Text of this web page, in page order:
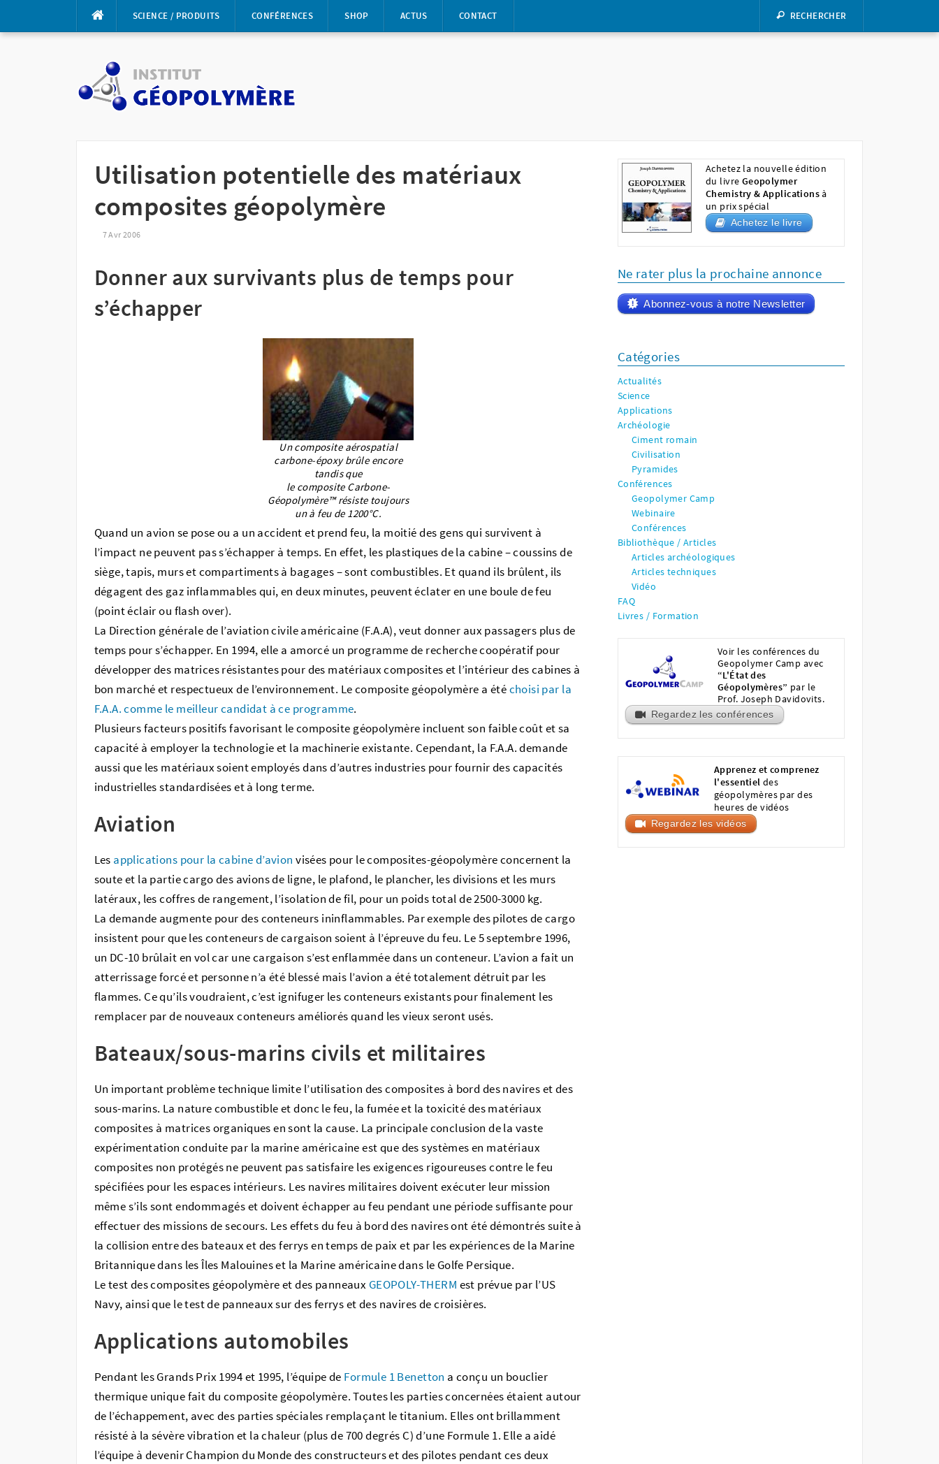
SCIENCE / PRODUITS CONFÉRENCES SHOP ACTUS CONTACT RECHERCHER
Utilisation potentielle des matériaux
composites géopolymère
7 Avr 2006
Donner aux survivants plus de temps pour
s’échapper
Un composite aérospatial
carbone-époxy brûle encore
tandis que
le composite Carbone-
Géopolymère™ résiste toujours
un à feu de 1200°C.
Quand un avion se pose ou a un accident et prend feu, la moitié des gens qui survivent à
l’impact ne peuvent pas s’échapper à temps. En effet, les plastiques de la cabine – coussins de
siège, tapis, murs et compartiments à bagages – sont combustibles. Et quand ils brûlent, ils
dégagent des gaz inflammables qui, en deux minutes, peuvent éclater en une boule de feu
(point éclair ou flash over).
La Direction générale de l’aviation civile américaine (F.A.A), veut donner aux passagers plus de
temps pour s’échapper. En 1994, elle a amorcé un programme de recherche coopératif pour
développer des matrices résistantes pour des matériaux composites et l’intérieur des cabines à
bon marché et respectueux de l’environnement. Le composite géopolymère a étéchoisi par la
F.A.A. comme le meilleur candidat à ce programme.
Plusieurs facteurs positifs favorisant le composite géopolymère incluent son faible coût et sa
capacité à employer la technologie et la machinerie existante. Cependant, la F.A.A. demande
aussi que les matériaux soient employés dans d’autres industries pour fournir des capacités
industrielles standardisées et à long terme.
Aviation
Les applications pour la cabine d’avion visées pour le composites-géopolymère concernent la
soute et la partie cargo des avions de ligne, le plafond, le plancher, les divisions et les murs
latéraux, les coffres de rangement, l’isolation de fil, pour un poids total de 2500-3000 kg.
La demande augmente pour des conteneurs ininflammables. Par exemple des pilotes de cargo
insistent pour que les conteneurs de cargaison soient à l’épreuve du feu. Le 5 septembre 1996,
un DC-10 brûlait en vol car une cargaison s’est enflammée dans un conteneur. L’avion a fait un
atterrissage forcé et personne n’a été blessé mais l’avion a été totalement détruit par les
flammes. Ce qu’ils voudraient, c’est ignifuger les conteneurs existants pour finalement les
remplacer par de nouveaux conteneurs améliorés quand les vieux seront usés.
Bateaux/sous-marins civils et militaires
Un important problème technique limite l’utilisation des composites à bord des navires et des
sous-marins. La nature combustible et donc le feu, la fumée et la toxicité des matériaux
composites à matrices organiques en sont la cause. La principale conclusion de la vaste
expérimentation conduite par la marine américaine est que des systèmes en matériaux
composites non protégés ne peuvent pas satisfaire les exigences rigoureuses contre le feu
spécifiées pour les espaces intérieurs. Les navires militaires doivent exécuter leur mission
même s’ils sont endommagés et doivent échapper au feu pendant une période suffisante pour
effectuer des missions de secours. Les effets du feu à bord des navires ont été démontrés suite à
la collision entre des bateaux et des ferrys en temps de paix et par les expériences de la Marine
Britannique dans les Îles Malouines et la Marine américaine dans le Golfe Persique.
Le test des composites géopolymère et des panneaux GEOPOLY-THERM est prévue par l’US
Navy, ainsi que le test de panneaux sur des ferrys et des navires de croisières.
Applications automobiles
Pendant les Grands Prix 1994 et 1995, l’équipe de Formule 1 Benetton a conçu un bouclier
thermique unique fait du composite géopolymère. Toutes les parties concernées étaient autour
de l’échappement, avec des parties spéciales remplaçant le titanium. Elles ont brillamment
résisté à la sévère vibration et la chaleur (plus de 700 degrés C) d’une Formule 1. Elle a aidé
l’équipe à devenir Champion du Monde des constructeurs et des pilotes pendant ces deux
Achetez la nouvelle édition
du livre Geopolymer
Chemistry & Applicationsà
un prix spécial
Achetez le livre
Ne rater plus la prochaine annonce
Abonnez-vous à notre Newsletter
Catégories
Actualités
Science
Applications
Archéologie
Ciment romain
Civilisation
Pyramides
Conférences
Geopolymer Camp
Webinaire
Conférences
Bibliothèque / Articles
Articles archéologiques
Articles techniques
Vidéo
FAQ
Livres / Formation
Voir les conférences du
Geopolymer Camp avec
“L'État des
Géopolymères” par le
Prof. Joseph Davidovits.
Regardez les conférences
Apprenez et comprenez
l'essentiel des
géopolymères par des
heures de vidéos
Regardez les vidéos